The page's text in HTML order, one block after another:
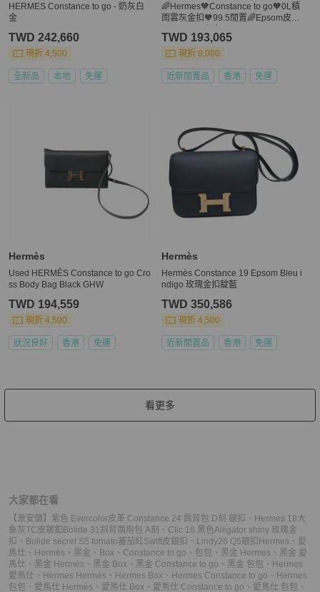
HERMES Constance to go - 奶灰白
金
TWD 242,660
現折 4,500
全新品 本地 免運
🌈Hermes🧡Constance to go🧡0L積
雨雲灰金扣🧡99.5閒置🌈Epsom皮🌟
TWD 193,065
現折 8,000
近新閒置品 香港 免運
Hermès
Used HERMÈS Constance to go Cro
ss Body Bag Black GHW
TWD 194,559
現折 4,500
狀況良好 香港 免運
Hermès
Hermès Constance 19 Epsom Bleu i
ndigo 玫瑰金扣靛藍
TWD 350,586
現折 4,500
近新閒置品 香港 免運
看更多
大家都在看
【激安價】紫色 Evercolor皮革 Constance 24 肩背包 D刻 銀扣 、 Hermes 18大
象灰TC皮銀釦Bolide 31斜背兩用包 A刻 、 Clic 16 黑色Aliigator shiny 玫瑰金
扣 、 Bolide secret S5 tomato蕃茄紅Swift皮銀扣 、 Lindy26 Q5銀扣 Hermes 、 愛
馬仕 、 Hermès 、 黑金 、 Box 、 Constance to go 、 包包 、 黑金 Hermes 、 黑金 愛
馬仕 、 黑金 Hermès 、 黑金 Box 、 黑金 Constance to go 、 黑金 包包 、 Hermes
愛馬仕 、 Hermes Hermès 、 Hermes Box 、 Hermes Constance to go 、 Hermes
包包 、 愛馬仕 Hermès 、 愛馬仕 Box 、 愛馬仕 Constance to go 、 愛馬仕 包包 、